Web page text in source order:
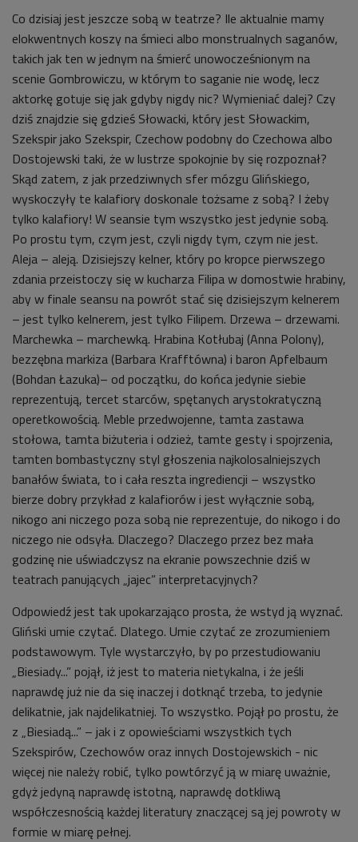
Co dzisiaj jest jeszcze sobą w teatrze? Ile aktualnie mamy
elokwentnych koszy na śmieci albo monstrualnych saganów,
takich jak ten w jednym na śmierć unowocześnionym na
scenie Gombrowiczu, w którym to saganie nie wodę, lecz
aktorkę gotuje się jak gdyby nigdy nic? Wymieniać dalej? Czy
dziś znajdzie się gdzieś Słowacki, który jest Słowackim,
Szekspir jako Szekspir, Czechow podobny do Czechowa albo
Dostojewski taki, że w lustrze spokojnie by się rozpoznał?
Skąd zatem, z jak przedziwnych sfer mózgu Glińskiego,
wyskoczyły te kalafiory doskonale tożsame z sobą? I żeby
tylko kalafiory! W seansie tym wszystko jest jedynie sobą.
Po prostu tym, czym jest, czyli nigdy tym, czym nie jest.
Aleja – aleją. Dzisiejszy kelner, który po kropce pierwszego
zdania przeistoczy się w kucharza Filipa w domostwie hrabiny,
aby w finale seansu na powrót stać się dzisiejszym kelnerem
– jest tylko kelnerem, jest tylko Filipem. Drzewa – drzewami.
Marchewka – marchewką. Hrabina Kotłubaj (Anna Polony),
bezzębna markiza (Barbara Krafftówna) i baron Apfelbaum
(Bohdan Łazuka)– od początku, do końca jedynie siebie
reprezentują, tercet starców, spętanych arystokratyczną
operetkowością. Meble przedwojenne, tamta zastawa
stołowa, tamta biżuteria i odzież, tamte gesty i spojrzenia,
tamten bombastyczny styl głoszenia najkolosalniejszych
banałów świata, to i cała reszta ingrediencji – wszystko
bierze dobry przykład z kalafiorów i jest wyłącznie sobą,
nikogo ani niczego poza sobą nie reprezentuje, do nikogo i do
niczego nie odsyła. Dlaczego? Dlaczego przez bez mała
godzinę nie uświadczysz na ekranie powszechnie dziś w
teatrach panujących „jajec” interpretacyjnych?
Odpowiedź jest tak upokarzająco prosta, że wstyd ją wyznać.
Gliński umie czytać. Dlatego. Umie czytać ze zrozumieniem
podstawowym. Tyle wystarczyło, by po przestudiowaniu
„Biesiady...” pojął, iż jest to materia nietykalna, i że jeśli
naprawdę już nie da się inaczej i dotknąć trzeba, to jedynie
delikatnie, jak najdelikatniej. To wszystko. Pojął po prostu, że
z „Biesiadą...” – jak i z opowieściami wszystkich tych
Szekspirów, Czechowów oraz innych Dostojewskich - nic
więcej nie należy robić, tylko powtórzyć ją w miarę uważnie,
gdyż jedyną naprawdę istotną, naprawdę dotkliwą
współczesnością każdej literatury znaczącej są jej powroty w
formie w miarę pełnej.